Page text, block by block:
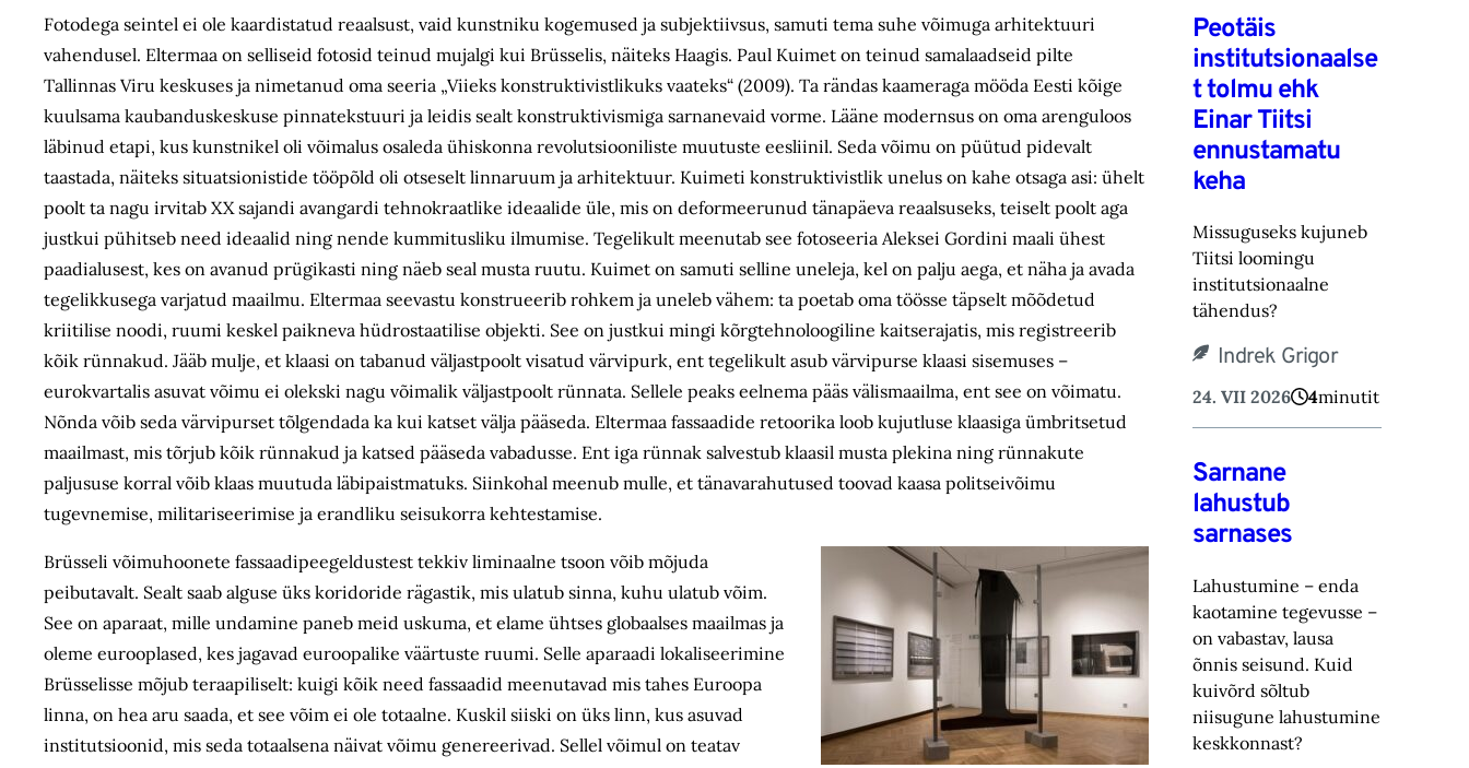
Fotodega seintel ei ole kaardistatud reaalsust, vaid kunstniku kogemused ja subjektiivsus, samuti tema suhe võimuga arhitektuuri
vahendusel. Eltermaa on selliseid fotosid teinud mujalgi kui Brüsselis, näiteks Haagis. Paul Kuimet on teinud samalaadseid pilte
Tallinnas Viru keskuses ja nimetanud oma seeria „Viieks konstruktivistlikuks vaateks“ (2009). Ta rändas kaameraga mööda Eesti kõige
kuulsama kaubanduskeskuse pinnatekstuuri ja leidis sealt konstruktivismiga sarnanevaid vorme. Lääne modernsus on oma arenguloos
läbinud etapi, kus kunstnikel oli võimalus osaleda ühiskonna revolutsiooniliste muutuste eesliinil. Seda võimu on püütud pidevalt
taastada, näiteks situatsionistide tööpõld oli otseselt linnaruum ja arhitektuur. Kuimeti konstruktivistlik unelus on kahe otsaga asi: ühelt
poolt ta nagu irvitab XX sajandi avangardi tehnokraatlike ideaalide üle, mis on deformeerunud tänapäeva reaalsuseks, teiselt poolt aga
justkui pühitseb need ideaalid ning nende kummitusliku ilmumise. Tegelikult meenutab see fotoseeria Aleksei Gordini maali ühest
paadialusest, kes on avanud prügikasti ning näeb seal musta ruutu. Kuimet on samuti selline uneleja, kel on palju aega, et näha ja avada
tegelikkusega varjatud maailmu. Eltermaa seevastu konstrueerib rohkem ja uneleb vähem: ta poetab oma töösse täpselt mõõdetud
kriitilise noodi, ruumi keskel paikneva hüdrostaatilise objekti. See on justkui mingi kõrgtehnoloogiline kaitserajatis, mis registreerib
kõik rünnakud. Jääb mulje, et klaasi on tabanud väljastpoolt visatud värvipurk, ent tegelikult asub värvipurse klaasi sisemuses –
eurokvartalis asuvat võimu ei olekski nagu võimalik väljastpoolt rünnata. Sellele peaks eelnema pääs välismaailma, ent see on võimatu.
Nõnda võib seda värvipurset tõlgendada ka kui katset välja pääseda. Eltermaa fassaadide retoorika loob kujutluse klaasiga ümbritsetud
maailmast, mis tõrjub kõik rünnakud ja katsed pääseda vabadusse. Ent iga rünnak salvestub klaasil musta plekina ning rünnakute
paljususe korral võib klaas muutuda läbipaistmatuks. Siinkohal meenub mulle, et tänavarahutused toovad kaasa politseivõimu
tugevnemise, militariseerimise ja erandliku seisukorra kehtestamise.
Brüsseli võimuhoonete fassaadipeegeldustest tekkiv liminaalne tsoon võib mõjuda
peibutavalt. Sealt saab alguse üks koridoride rägastik, mis ulatub sinna, kuhu ulatub võim.
See on aparaat, mille undamine paneb meid uskuma, et elame ühtses globaalses maailmas ja
oleme eurooplased, kes jagavad euroopalike väärtuste ruumi. Selle aparaadi lokaliseerimine
Brüsselisse mõjub teraapiliselt: kuigi kõik need fassaadid meenutavad mis tahes Euroopa
linna, on hea aru saada, et see võim ei ole totaalne. Kuskil siiski on üks linn, kus asuvad
institutsioonid, mis seda totaalsena näivat võimu genereerivad. Sellel võimul on teatav
Peotäis
institutsionaalse
t tolmu ehk
Einar Tiitsi
ennustamatu
keha
Missuguseks kujuneb
Tiitsi loomingu
institutsionaalne
tähendus?
Indrek Grigor
24. VII 2026 4minutit
Sarnane
lahustub
sarnases
Lahustumine – enda
kaotamine tegevusse –
on vabastav, lausa
õnnis seisund. Kuid
kuivõrd sõltub
niisugune lahustumine
keskkonnast?